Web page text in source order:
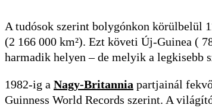
A tudósok szerint bolygónkon körülbelül
(2 166 000 km²). Ezt követi Új-Guinea (
harmadik helyen – de melyik a legkisebb
1982-ig a Nagy-Britannia partjainál
Guinness World Records szerint. A